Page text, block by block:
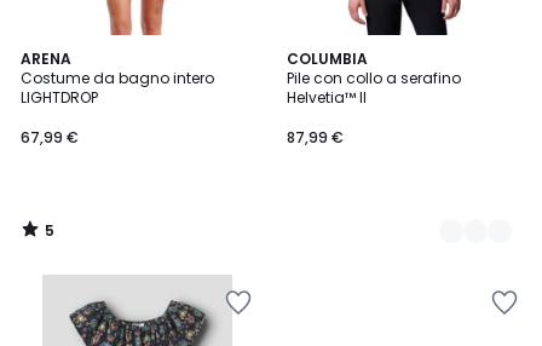
ARENA
Costume da bagno intero
LIGHTDROP
67,99 €
5
/
5
5
/
COLUMBIA
Pile con collo a serafino
Helvetia™ II
87,99 €
3
Colori